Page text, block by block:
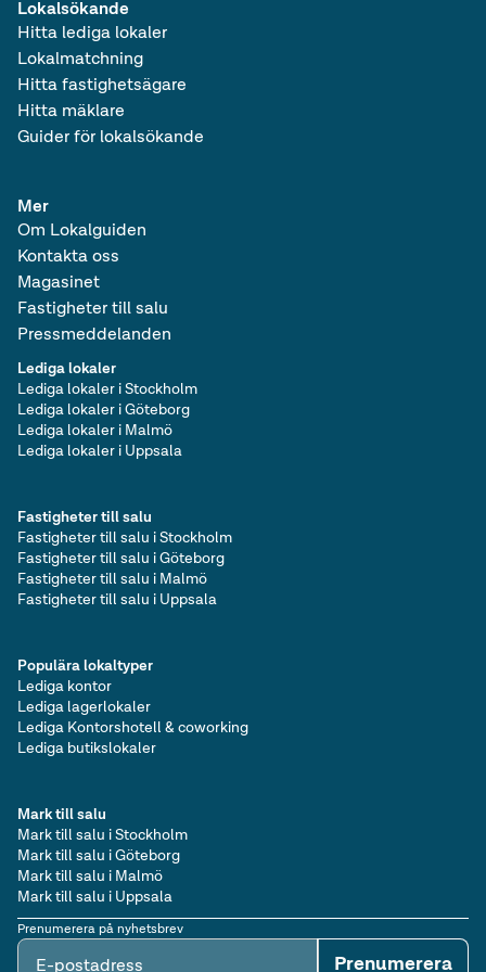
Lokalsökande
Hitta lediga lokaler
Lokalmatchning
Hitta fastighetsägare
Hitta mäklare
Guider för lokalsökande
Mer
Om Lokalguiden
Kontakta oss
Magasinet
Fastigheter till salu
Pressmeddelanden
Lediga lokaler
Lediga lokaler i Stockholm
Lediga lokaler i Göteborg
Lediga lokaler i Malmö
Lediga lokaler i Uppsala
Populära lokaltyper
Lediga kontor
Lediga lagerlokaler
Lediga Kontorshotell & coworking
Lediga butikslokaler
Fastigheter till salu
Fastigheter till salu i Stockholm
Fastigheter till salu i Göteborg
Fastigheter till salu i Malmö
Fastigheter till salu i Uppsala
Mark till salu
Mark till salu i Stockholm
Mark till salu i Göteborg
Mark till salu i Malmö
Mark till salu i Uppsala
Prenumerera på nyhetsbrev
E-postadress Prenumerera